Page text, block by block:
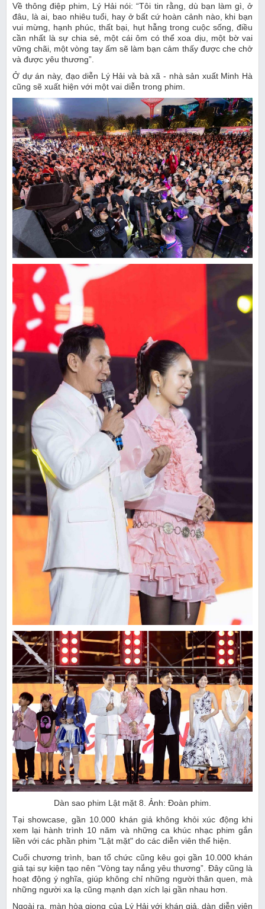
Về thông điệp phim, Lý Hải nói: “Tôi tin rằng, dù bạn làm gì, ở
đâu, là ai, bao nhiêu tuổi, hay ở bất cứ hoàn cảnh nào, khi bạn
vui mừng, hạnh phúc, thất bại, hụt hẫng trong cuộc sống, điều
cần nhất là sự chia sẻ, một cái ôm có thể xoa dịu, một bờ vai
vững chãi, một vòng tay ấm sẽ làm bạn cảm thấy được che chở
và được yêu thương”.
Ở dự án này, đạo diễn Lý Hải và bà xã - nhà sản xuất Minh Hà
cũng sẽ xuất hiện với một vai diễn trong phim.
Dàn sao phim Lật mặt 8. Ảnh: Đoàn phim.
Tại showcase, gần 10.000 khán giả không khỏi xúc động khi
xem lại hành trình 10 năm và những ca khúc nhạc phim gắn
liền với các phần phim "Lật mặt" do các diễn viên thể hiện.
Cuối chương trình, ban tổ chức cũng kêu gọi gần 10.000 khán
giả tại sự kiện tạo nên “Vòng tay nắng yêu thương”. Đây cũng là
hoạt động ý nghĩa, giúp không chỉ những người thân quen, mà
những người xa lạ cũng mạnh dạn xích lại gần nhau hơn.
Ngoài ra, màn hòa giọng của Lý Hải với khán giả, dàn diễn viên